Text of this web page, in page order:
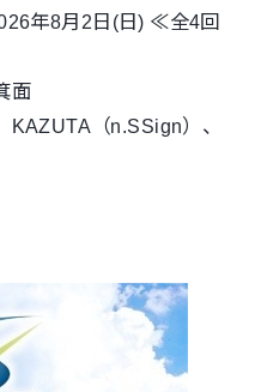
年8月2日(日) ≪全4回
面
KAZUTA（n.SSign）、